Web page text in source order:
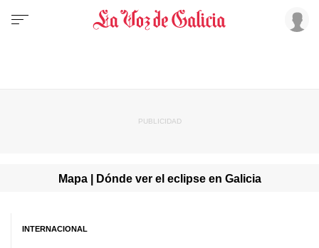
Mapa | Dónde ver el eclipse en Galicia
INTERNACIONAL